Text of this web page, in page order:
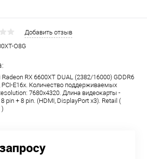
Добавить отзыв
O8G
Radeon RX 6600XT DUAL (2382/16000) GDDR6
PCI-E16x. Количество поддерживаемых
7680x4320. Длина видеокарты -
pin + 8 pin. (HDMI, DisplayPort x3). Retail (
)